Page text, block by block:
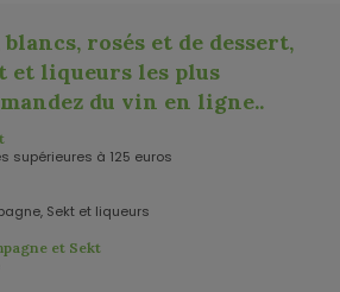
rosés et de dessert,
et liqueurs les plus
du vin en ligne..
supérieures à 125 euros
Sekt et liqueurs
et Sekt